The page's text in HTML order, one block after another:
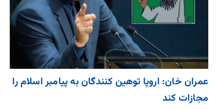
عمران خان: اروپا توهین کنندگان به پیامبر اسلام را
مجازات کند